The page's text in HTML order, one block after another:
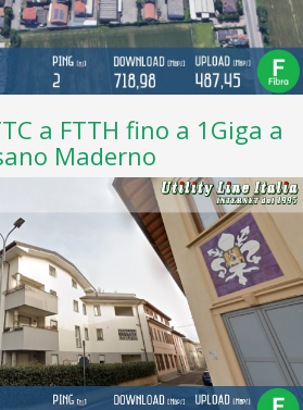
a FTTH fino a 1Giga a
Maderno